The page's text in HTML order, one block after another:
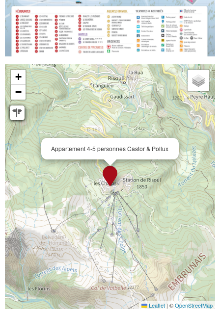
Appartement 4-5 personnes Castor & Pollux
+
−
Leaflet | ©OpenStreetMap